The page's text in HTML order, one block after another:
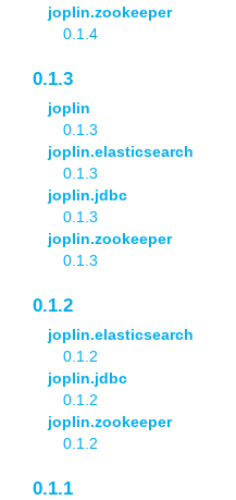
joplin.zookeeper
0.1.4
0.1.3
joplin
0.1.3
joplin.elasticsearch
0.1.3
joplin.jdbc
0.1.3
joplin.zookeeper
0.1.3
0.1.2
joplin.elasticsearch
0.1.2
joplin.jdbc
0.1.2
joplin.zookeeper
0.1.2
0.1.1